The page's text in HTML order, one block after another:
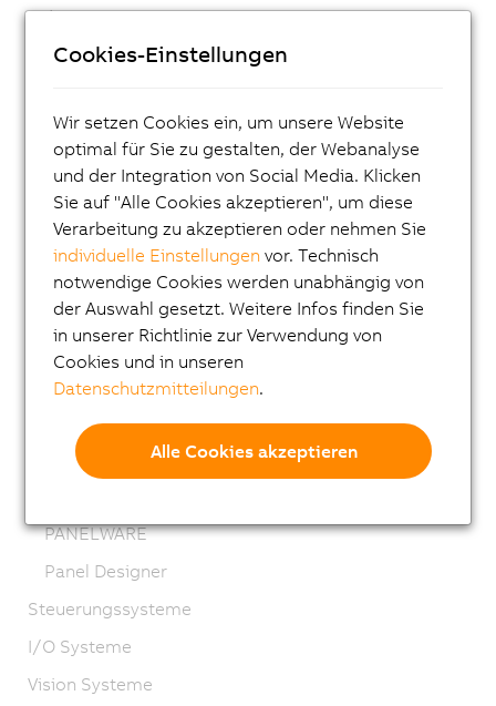
Industrie PCs
Visualisieren und Bedienen
Automation Panel 5000 Tragarm Singletouch
Automation Panel Multitouch
Automation Panel Singletouch
Automation Panel Hygienedesign Edelstahl
Automation Panel Hygienedesign Edelstahl,
Tragarm
Smart Display Link 4
Mobile Panel 7200
Mobile Panel 7100
Power Panel T-/C-Series
PANELWARE
Panel Designer
Steuerungssysteme
I/O Systeme
Vision Systeme
Cookies-Einstellungen
Wir setzen Cookies ein, um unsere Website
optimal für Sie zu gestalten, der Webanalyse
und der Integration von Social Media. Klicken
Sie auf "Alle Cookies akzeptieren", um diese
Verarbeitung zu akzeptieren oder nehmen Sie
individuelle Einstellungen vor. Technisch
notwendige Cookies werden unabhängig von
der Auswahl gesetzt. Weitere Infos finden Sie
in unserer Richtlinie zur Verwendung von
Cookies und in unseren
Datenschutzmitteilungen.
Alle Cookies akzeptieren